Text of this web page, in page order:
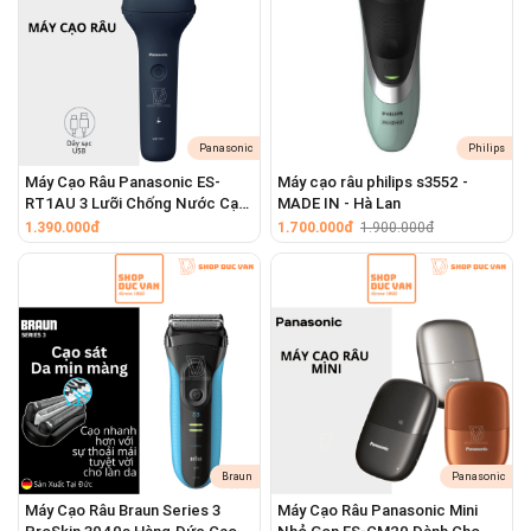
2. Hệ Thống 5 Thành Phần Cạo Đồng Bộ
Công nghệ đỉnh cao:
Gồm 5 thành phần cắt được thiết kế
và tính toán chuyển động đồng bộ hoàn hảo với nhau.
2 Màng cạo siêu mỏng lướt êm:
Được làm bằng thép
Panasonic
Máy Cạo Râu Panasonic ES-
RT1AU 3 Lưỡi Chống Nước Cạo
Khô Và Ướt Sạc USB Type C
Mẫu Mới Năm 2024
1.390.000đ
Philips
Máy cạo râu philips s3552 -
MADE IN - Hà Lan
1.700.000đ 1.900.000đ
Braun
Máy Cạo Râu Braun Series 3
Panasonic
Máy Cạo Râu Panasonic Mini